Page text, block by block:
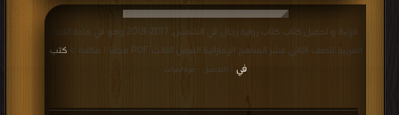
قراءة و تحميل كتاب كتاب رواية رجال في الشمس, 2017-2018 وهو في مادة اللغة
العربية للصف الثاني عشر المناهج الإماراتية الفصل الثالث PDF مجانا | مكتبة >
كتب
في
| التحميل : مرة/مرات